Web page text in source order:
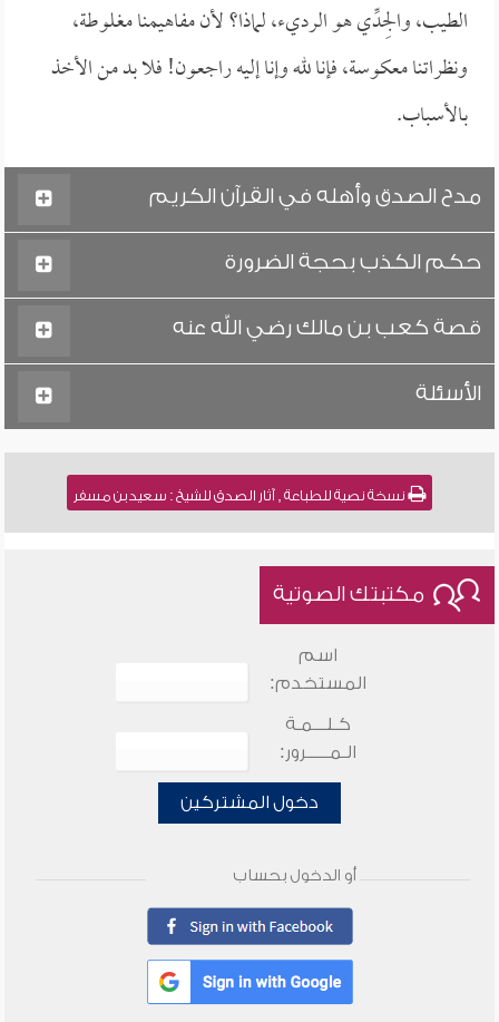
الطيب، والجِدِّي هو الرديء، لماذا؟ لأن مفاهيمنا مغلوطة،
ونظراتنا معكوسة، فإنا لله وإنا إليه راجعون! فلا بد من الأخذ
بالأسباب.
مدح الصدق وأهله في القرآن الكريم
حكم الكذب بحجة الضرورة
قصة كعب بن مالك رضي الله عنه
الأسئلة
نسخة نصية للطباعة , آثار الصدق للشيخ : سعيد بن مسفر
مكتبتك الصوتية
اسم
المستخدم:
كـلـــمـة
الـمـــــرور:
دخول المشتركين
أو الدخول بحساب